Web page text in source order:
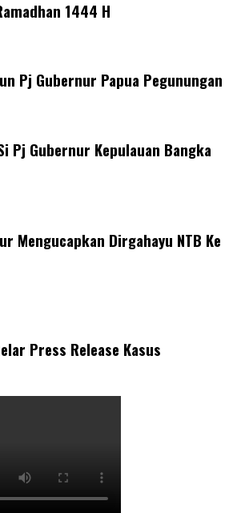
1444 H
Pj Gubernur Papua Pegunungan
Pj Gubernur Kepulauan Bangka
Mengucapkan Dirgahayu NTB Ke
Press Release Kasus